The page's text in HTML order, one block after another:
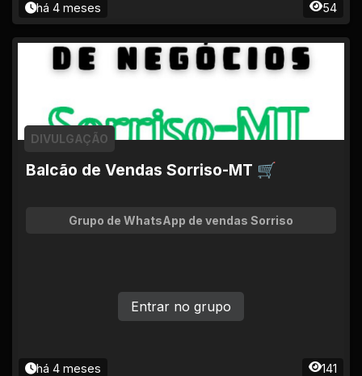
há 4 meses 54
Balcão de Vendas Sorriso-MT 🛒
DIVULGAÇÃO
Grupo de WhatsApp de vendas Sorriso
há 4 meses 141
Entrar no grupo